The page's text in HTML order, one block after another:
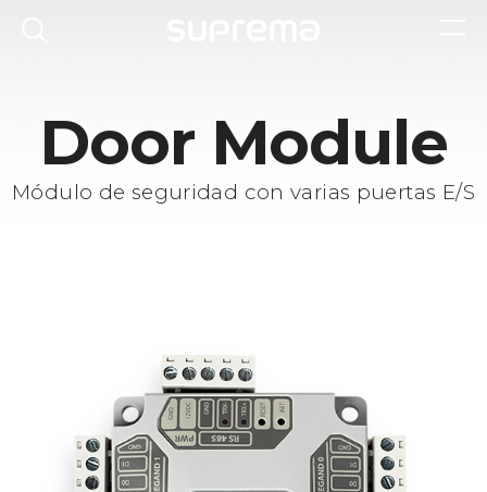
Door Module
Módulo de seguridad con varias puertas E/S